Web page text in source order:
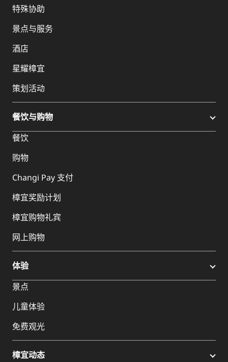
特殊协助
景点与服务
酒店
星耀樟宜
策划活动
餐饮与购物
餐饮
购物
Changi Pay 支付
樟宜奖励计划
樟宜购物礼宾
网上购物
体验
景点
儿童体验
免费观光
樟宜动态